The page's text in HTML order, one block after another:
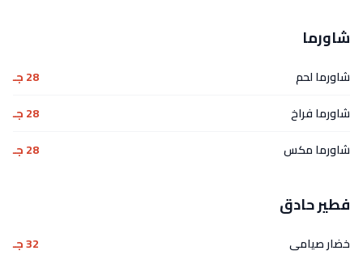
شاورما
شاورما لحم
28 جـ
شاورما فراخ
28 جـ
شاورما مكس
28 جـ
فطير حادق
خضار صيامى
32 جـ